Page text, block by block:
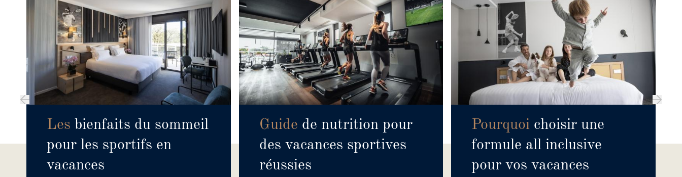
Les bienfaits du sommeil
pour les sportifs en
vacances
Guide de nutrition pour
des vacances sportives
réussies
Pourquoi choisir une
formule all inclusive
pour vos vacances